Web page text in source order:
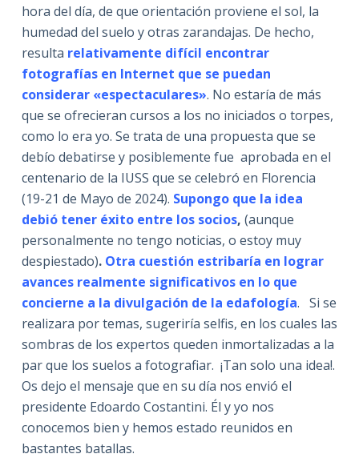
hora del día, de que orientación proviene el sol, la
humedad del suelo y otras zarandajas. De hecho,
resulta relativamente difícil encontrar
fotografías en Internet que se puedan
considerar «espectaculares». No estaría de más
que se ofrecieran cursos a los no iniciados o torpes,
como lo era yo. Se trata de una propuesta que se
debío debatirse y posiblemente fue aprobada en el
centenario de la IUSS que se celebró en Florencia
(19-21 de Mayo de 2024). Supongo que la idea
debió tener éxito entre los socios, (aunque
personalmente no tengo noticias, o estoy muy
despiestado). Otra cuestión estribaría en lograr
avances realmente significativos en lo que
concierne a la divulgación de la edafología. Si se
realizara por temas, sugeriría selfis, en los cuales las
sombras de los expertos queden inmortalizadas a la
par que los suelos a fotografiar. ¡Tan solo una idea!.
Os dejo el mensaje que en su día nos envió el
presidente Edoardo Costantini. Él y yo nos
conocemos bien y hemos estado reunidos en
bastantes batallas.